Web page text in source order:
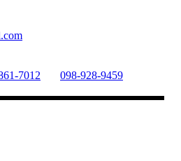
7012 098-928-9459